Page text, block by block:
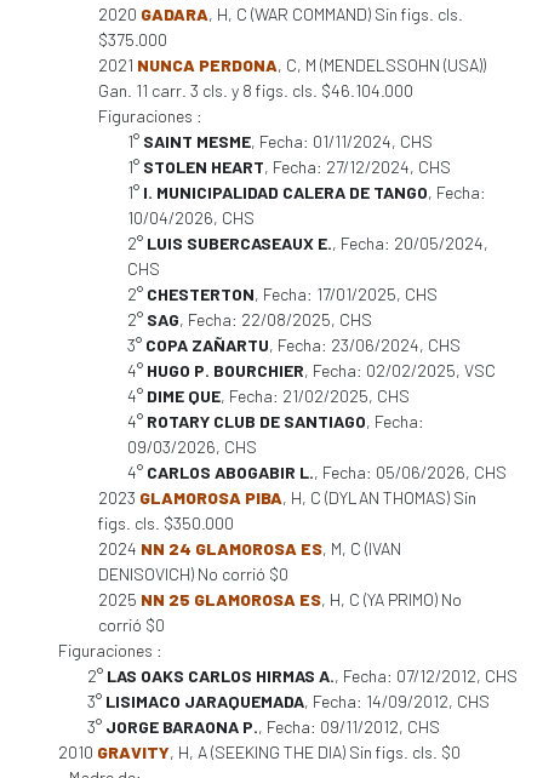
2020 GADARA, H, C (WAR COMMAND) Sin figs. cls.
$375.000
2021 NUNCA PERDONA, C, M (MENDELSSOHN (USA))
Gan. 11 carr. 3 cls. y 8 figs. cls. $46.104.000
Figuraciones :
1° SAINT MESME, Fecha: 01/11/2024, CHS
1° STOLEN HEART, Fecha: 27/12/2024, CHS
1° I. MUNICIPALIDAD CALERA DE TANGO, Fecha:
10/04/2026, CHS
2° LUIS SUBERCASEAUX E., Fecha: 20/05/2024,
CHS
2° CHESTERTON, Fecha: 17/01/2025, CHS
2° SAG, Fecha: 22/08/2025, CHS
3° COPA ZAÑARTU, Fecha: 23/06/2024, CHS
4° HUGO P. BOURCHIER, Fecha: 02/02/2025, VSC
4° DIME QUE, Fecha: 21/02/2025, CHS
4° ROTARY CLUB DE SANTIAGO, Fecha:
09/03/2026, CHS
4° CARLOS ABOGABIR L., Fecha: 05/06/2026, CHS
2023 GLAMOROSA PIBA, H, C (DYLAN THOMAS) Sin
figs. cls. $350.000
2024 NN 24 GLAMOROSA ES, M, C (IVAN
DENISOVICH) No corrió $0
2025 NN 25 GLAMOROSA ES, H, C (YA PRIMO) No
corrió $0
Figuraciones :
2° LAS OAKS CARLOS HIRMAS A., Fecha: 07/12/2012, CHS
3° LISIMACO JARAQUEMADA, Fecha: 14/09/2012, CHS
3° JORGE BARAONA P., Fecha: 09/11/2012, CHS
2010 GRAVITY, H, A (SEEKING THE DIA) Sin figs. cls. $0